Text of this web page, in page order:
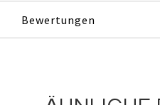
Bewertungen